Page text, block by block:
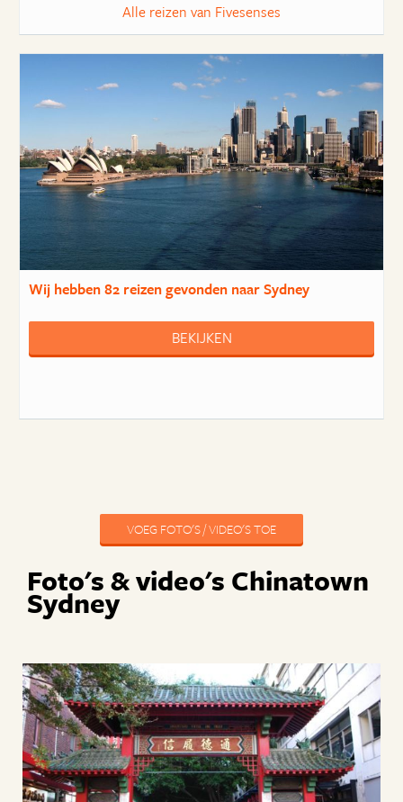
Alle reizen van Fivesenses
Wij hebben82 reizengevonden naar Sydney
BEKIJKEN
VOEG FOTO'S / VIDEO'S TOE
Foto's & video's Chinatown
Sydney